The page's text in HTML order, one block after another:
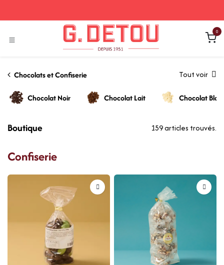
0
Chocolats et Confiserie Tout voir
Chocolat Noir Chocolat Lait Chocolat
Boutique 159 articles trouvés.
Confiserie